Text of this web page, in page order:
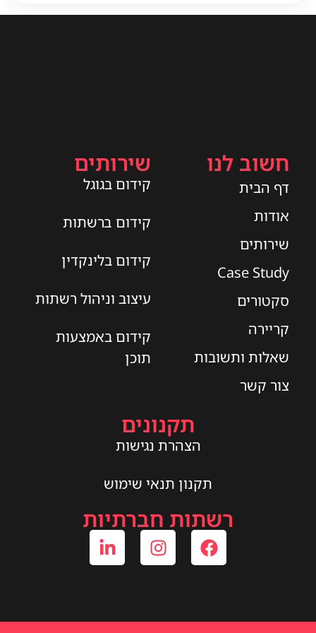
חשוב לנו
דף הבית
אודות
שירותים
Case Study
סקטורים
קריירה
שאלות ותשובות
צור קשר
שירותים
קידום בגוגל
קידום ברשתות
קידום בלינקדין
עיצוב וניהול רשתות
קידום באמצעות
תוכן
תקנונים
הצהרת נגישות
תקנון תנאי שימוש
רשתות חברתיות